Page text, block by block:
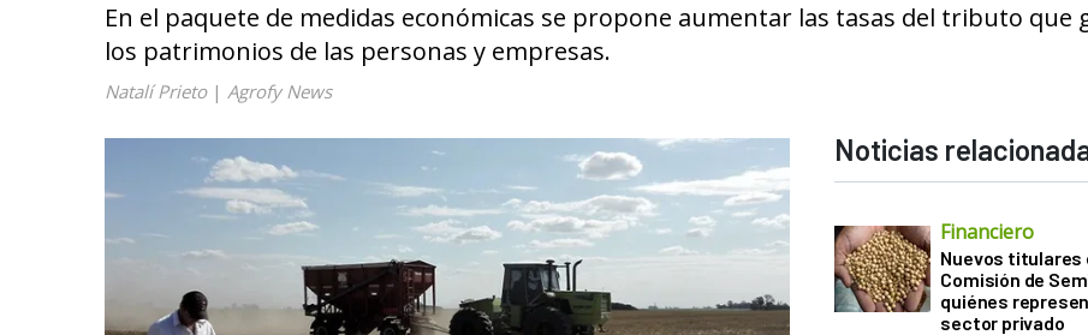
En el paquete de medidas económicas se propone aumentar las tasas del tributo que
los patrimonios de las personas y empresas.
Natalí Prieto| Agrofy News
Noticias
Financiero
Nuevos titulares
Comisión de
quiénes
sector privado